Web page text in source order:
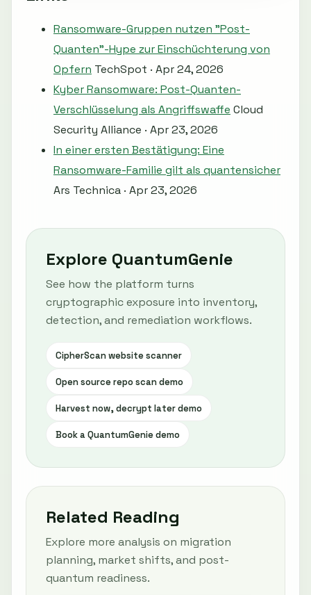
Ransomware-Gruppen nutzen "Post-
Quanten"-Hype zur Einschüchterung von
Opfern TechSpot · Apr 24, 2026
Kyber Ransomware: Post-Quanten-
Verschlüsselung als Angriffswaffe Cloud
Security Alliance · Apr 23, 2026
In einer ersten Bestätigung: Eine
Ransomware-Familie gilt als quantensicher
Ars Technica · Apr 23, 2026
Explore QuantumGenie
See how the platform turns
cryptographic exposure into inventory,
detection, and remediation workflows.
CipherScan website scanner
Open source repo scan demo
Harvest now, decrypt later demo
Book a QuantumGenie demo
Related Reading
Explore more analysis on migration
planning, market shifts, and post-
quantum readiness.